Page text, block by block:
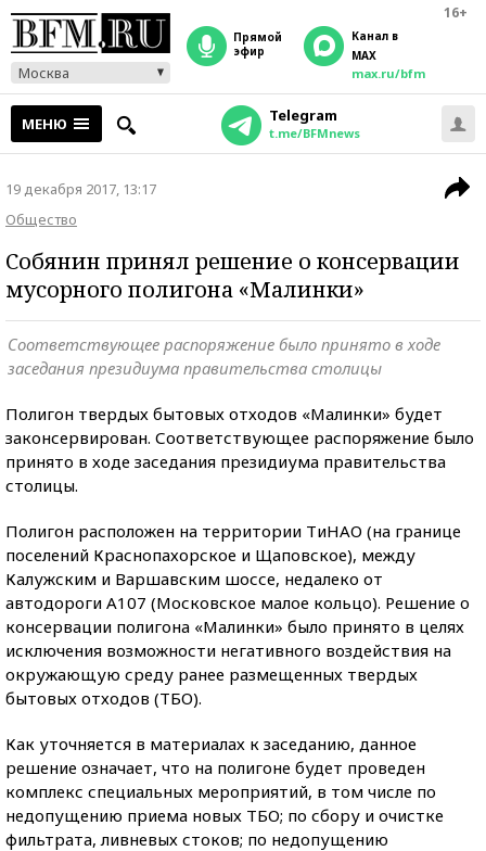
16+
Москва
прямой
эфир
Канал в
MAX
max.ru/bfm
МЕНЮ Telegram
t.me/BFMnews
19 декабря 2017, 13:17
Общество
Собянин принял решение о консервации
мусорного полигона «Малинки»
Соответствующее распоряжение было принято в ходе
заседания президиума правительства столицы
Полигон твердых бытовых отходов «Малинки» будет
законсервирован. Соответствующее распоряжение было
принято в ходе заседания президиума правительства
столицы.
Полигон расположен на территории ТиНАО (на границе
поселений Краснопахорское и Щаповское), между
Калужским и Варшавским шоссе, недалеко от
автодороги А107 (Московское малое кольцо). Решение о
консервации полигона «Малинки» было принято в целях
исключения возможности негативного воздействия на
окружающую среду ранее размещенных твердых
бытовых отходов (ТБО).
Как уточняется в материалах к заседанию, данное
решение означает, что на полигоне будет проведен
комплекс специальных мероприятий, в том числе по
недопущению приема новых ТБО; по сбору и очистке
фильтрата, ливневых стоков; по недопущению